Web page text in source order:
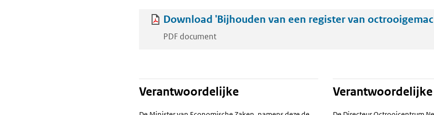
Download 'Bijhouden van een register van
PDF document
Verantwoordelijke Verantwoordelijke